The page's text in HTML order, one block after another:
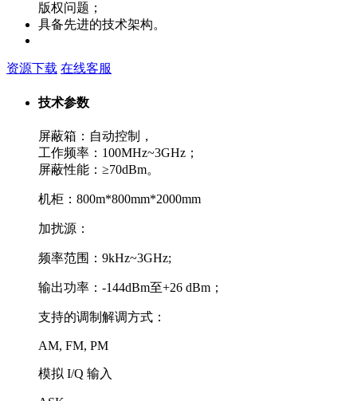
版权问题；
具备先进的技术架构。
资源下载 在线客服
技术参数
屏蔽箱：自动控制，
工作频率：100MHz~3GHz；
屏蔽性能：≥70dBm。
机柜：800m*800mm*2000mm
加扰源：
频率范围：9kHz~3GHz;
输出功率：-144dBm至+26 dBm；
支持的调制解调方式：
AM, FM, PM
模拟 I/Q 输入